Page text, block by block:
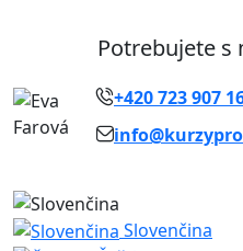
Potrebujete s
+420 723 907
Slovenčina